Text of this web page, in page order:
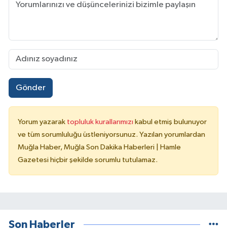
Gönder
Yorum yazarak topluluk kurallarımızı kabul etmiş bulunuyor
ve tüm sorumluluğu üstleniyorsunuz. Yazılan yorumlardan
Muğla Haber, Muğla Son Dakika Haberleri | Hamle
Gazetesi hiçbir şekilde sorumlu tutulamaz.
Son Haberler